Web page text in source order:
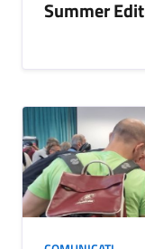
Summer